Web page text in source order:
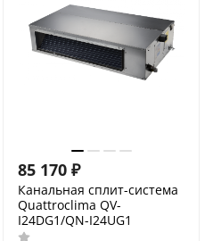
85 170 ₽
Канальная сплит-система
Quattroclima QV-
I24DG1/QN-I24UG1